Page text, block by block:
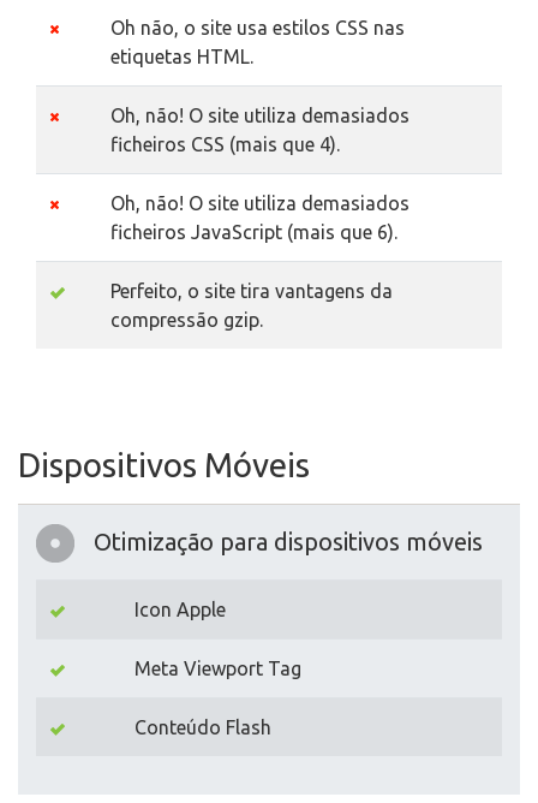
Oh não, o site usa estilos CSS nas
etiquetas HTML.
Oh, não! O site utiliza demasiados
ficheiros CSS (mais que 4).
Oh, não! O site utiliza demasiados
ficheiros JavaScript (mais que 6).
Perfeito, o site tira vantagens da
compressão gzip.
Dispositivos Móveis
Otimização para dispositivos móveis
Icon Apple
Meta Viewport Tag
Conteúdo Flash